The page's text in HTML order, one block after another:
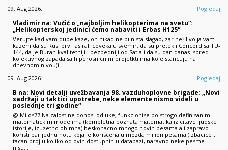
09. Aug 2026.
Pogledaj
Vladimir na: Vučić o „najboljim helikopterima na svetu“:
„Helikopterskoj jedinici ćemo nabaviti i Erbas H125“
Verujte kad vam dupe kaze, on nikad ne bi nista slagao, zar ne? Evo ja vam
kazem da su Rusi prvi lasirali coveka u svemir, da su pretekli Concord sa TU-
144, da je Buran kvalitetniji i bezbedniji od Satla i da su dan danas ispred
kolektivnog zapada sa hiperosnicnim projetktilima koje stancuju na
dnevnom nivou(i…
09. Aug 2026.
Pogledaj
B na: Novi detalji uvežbavanja 98. vazduhoplovne brigade: „Novi
sadržaji u taktici upotrebe, neke elemente nismo videli u
poslednje tri godine“
@ Milos77 Na zalost ne donosi odluke, funkcionise po strogo definisanim
matematickim modelima (kompletna poznata matematika iz citave ljudske
istorije, izuzetno obimna) beskonacno mnogo novih pesama ali zapravo
koristi bar jednu notu koja je koriscena u mozda milion pesama (izbacice ti i
tacan broj u koliko od ovih dostupnih u databazi, naravno neke pesme
nisu…